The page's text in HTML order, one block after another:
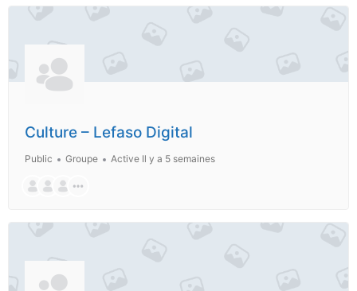
Culture – Lefaso Digital
Public Groupe Active Il y a 5 semaines